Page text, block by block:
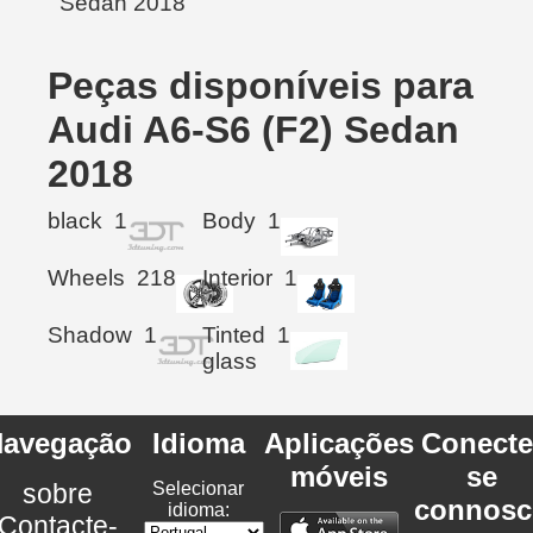
Peças disponíveis para
Audi A6-S6 (F2) Sedan
2018
black 1 Body 1
Wheels 218 Interior 1
Shadow 1
Tinted
glass
1
sobre
Idioma
Selecionar
idioma:
Aplicações
móveis
se